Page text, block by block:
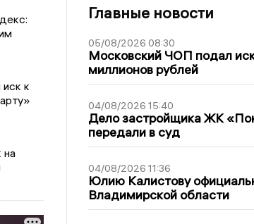
к
на
Главные новости
05/08/2026 08:30
Московский ЧОП подал
миллионов рублей
04/08/2026 15:40
Дело застройщика ЖК
передали в суд
04/08/2026 11:36
Юлию Калистову
Владимирской области